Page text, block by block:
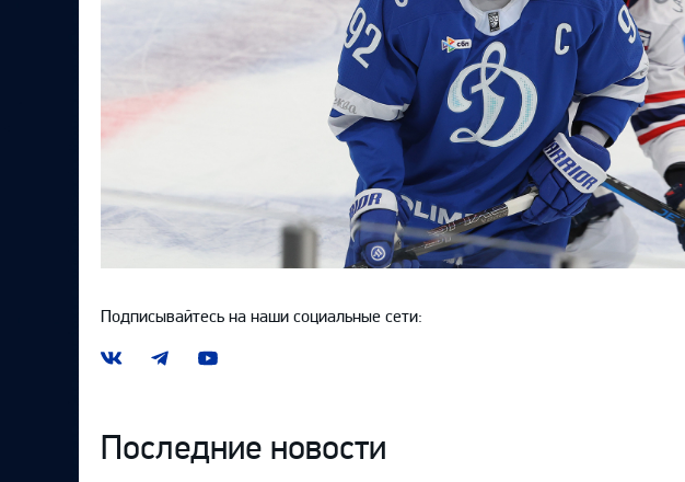
Подписывайтесь на наши социальные сети:
Наша
Наш
Наш
Последние новости